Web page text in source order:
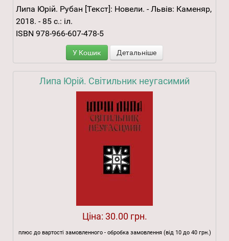
Липа Юрій. Рубан [Текст]: Новели. - Львів: Каменяр,
2018. - 85 с.: іл.
ISBN 978-966-607-478-5
У Кошик Детальніше
Липа Юрій. Світильник неугасимий
Ціна: 30.00 грн.
плюс до вартості замовленного - обробка замовлення (від 10 до 40 грн.)